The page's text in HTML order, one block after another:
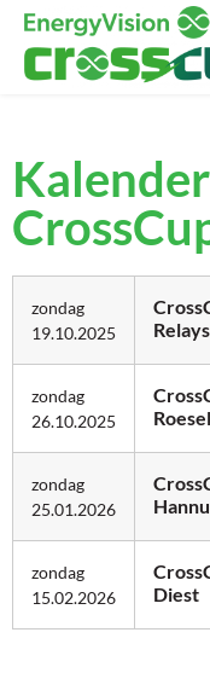
zondag
19.10.2025
zondag
26.10.2025
zondag
25.01.2026
zondag
15.02.2026
Diest